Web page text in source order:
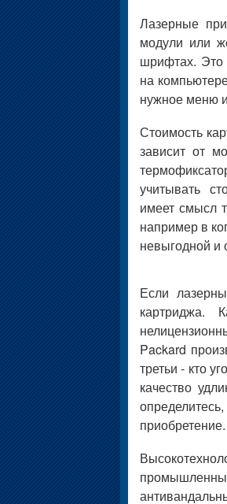
Лазерные
модули или
шрифтах. Это
на
нужное меню
Стоимость
зависит от
учитывать
имеет смысл
например в
невыгодной и
Если
картриджа.
Packard
третьи - кто
качество
приобретение.